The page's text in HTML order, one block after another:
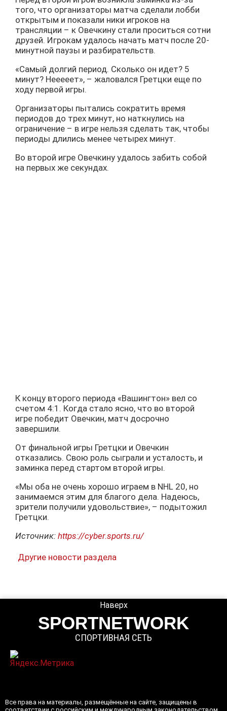
того, что организаторы матча сделали лобби
открытым и показали ники игроков на
трансляции – к Овечкину стали проситься сотни
друзей. Игрокам удалось начать матч после 20-
минутной паузы и разбирательств.
«Самый долгий период. Сколько он идет? 5
минут? Нееееет», – жаловался Гретцки еще по
ходу первой игры.
Организаторы пытались сократить время
периодов до трех минут, но наткнулись на
ограничение – в игре нельзя сделать так, чтобы
периоды длились менее четырех минут.
Во второй игре Овечкину удалось забить собой
на первых же секундах.
К концу второго периода «Вашингтон» вел со
счетом 4:1. Когда стало ясно, что во второй
игре победит Овечкин, матч досрочно
завершили.
От финальной игры Гретцки и Овечкин
отказались. Свою роль сыграли и усталость, и
заминка перед стартом второй игры.
«Мы оба не очень хорошо играем в NHL 20, но
занимаемся этим для благого дела. Надеюсь,
зрители получили удовольствие», – подытожил
Гретцки.
Источник: https://cyber.sports.ru/
Другие новости раздела
SPORTNETWORK
СПОРТИВНАЯ СЕТЬ
Наверх
Все права на материалы, размещённые на сайте, защищены в